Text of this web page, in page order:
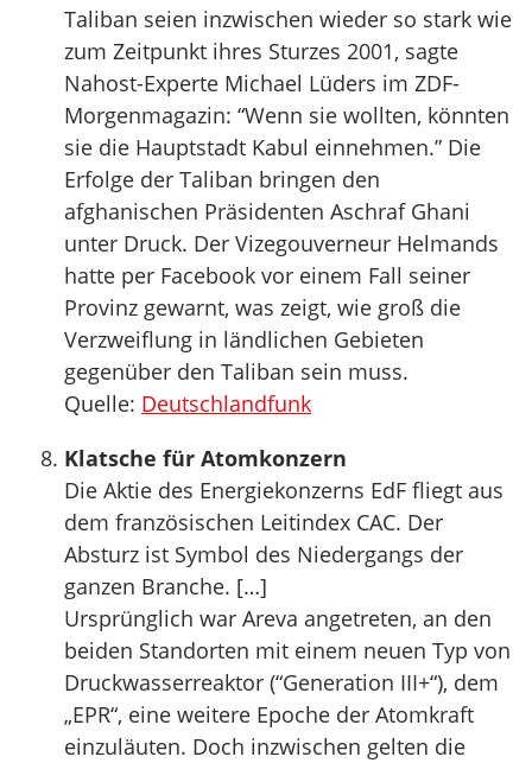
Taliban seien inzwischen wieder so stark wie
zum Zeitpunkt ihres Sturzes 2001, sagte
Nahost-Experte Michael Lüders im ZDF-
Morgenmagazin: “Wenn sie wollten, könnten
sie die Hauptstadt Kabul einnehmen.” Die
Erfolge der Taliban bringen den
afghanischen Präsidenten Aschraf Ghani
unter Druck. Der Vizegouverneur Helmands
hatte per Facebook vor einem Fall seiner
Provinz gewarnt, was zeigt, wie groß die
Verzweiflung in ländlichen Gebieten
gegenüber den Taliban sein muss.
Quelle: Deutschlandfunk
Klatsche für Atomkonzern
Die Aktie des Energiekonzerns EdF fliegt aus
dem französischen Leitindex CAC. Der
Absturz ist Symbol des Niedergangs der
ganzen Branche. […]
Ursprünglich war Areva angetreten, an den
beiden Standorten mit einem neuen Typ von
Druckwasserreaktor (“Generation III+“), dem
„EPR“, eine weitere Epoche der Atomkraft
einzuläuten. Doch inzwischen gelten die